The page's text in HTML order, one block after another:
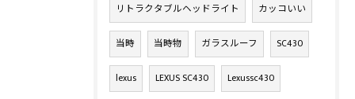
リトラクタブルヘッドライト カッコいい
当時 当時物 ガラスルーフ SC430
lexus LEXUS SC430 Lexussc430